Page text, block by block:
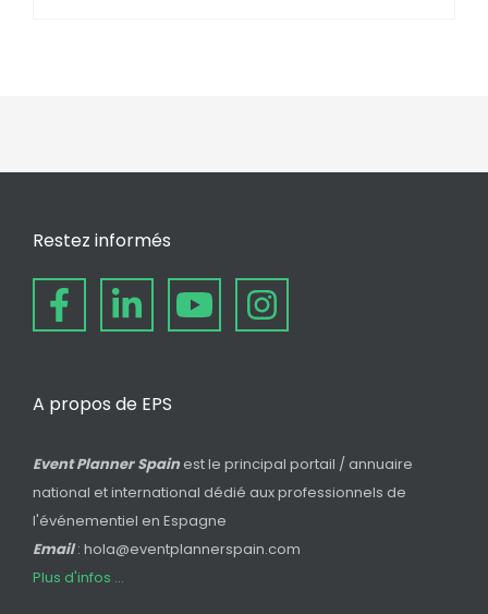
Restez informés
A propos de EPS
Event Planner Spain est le principal portail / annuaire
national et international dédié aux professionnels de
l'événementiel en Espagne
Email: hola@eventplannerspain.com
Plus d'infos ...